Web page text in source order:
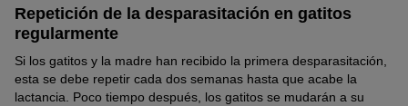
Repetición de la desparasitación en gatitos
regularmente
Si los gatitos y la madre han recibido la primera desparasitación,
esta se debe repetir cada dos semanas hasta que acabe la
lactancia. Poco tiempo después, los gatitos se mudarán a su